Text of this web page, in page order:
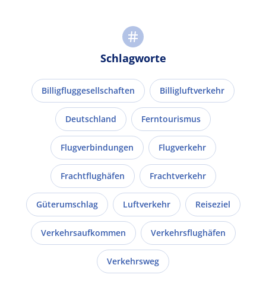
Schlagworte
Billigfluggesellschaften Billigluftverkehr
Deutschland Ferntourismus
Flugverbindungen Flugverkehr
Frachtflughäfen Frachtverkehr
Güterumschlag Luftverkehr Reiseziel
Verkehrsaufkommen Verkehrsflughäfen
Verkehrsweg